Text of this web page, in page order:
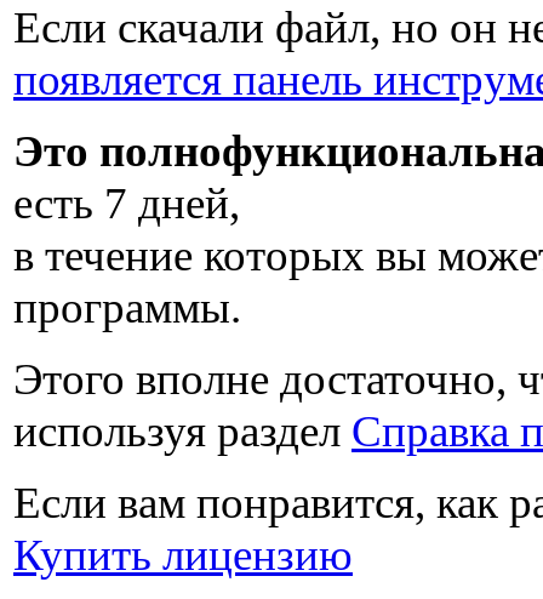
Если скачали файл, но он
появляется панель
Это
есть 7 дней,
в течение которых вы
программы.
Этого вполне достаточно,
используя раздел Справка
Если вам понравится, как
Купить лицензию